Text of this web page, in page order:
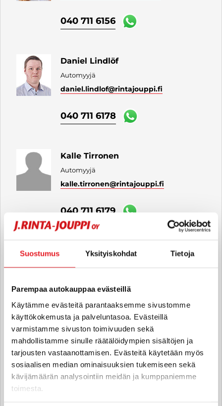
Suostumus Yksityiskohdat Tietoja
Parempaa autokauppaa evästeillä
Käytämme evästeitä parantaaksemme sivustomme
käyttökokemusta ja palveluntasoa. Evästeillä
varmistamme sivuston toimivuuden sekä
mahdollistamme sinulle räätälöidympien sisältöjen ja
tarjousten vastaanottamisen. Evästeitä käytetään myös
sosiaalisen median ominaisuuksien tukemiseen sekä
kävijämäärän analysointiin meidän ja kumppaniemme
toimesta.
040 711 6156
Daniel Lindlöf
Automyyjä
daniel.lindlof@rintajouppi.fi
040 711 6178
Kalle Tirronen
Automyyjä
kalle.tirronen@rintajouppi.fi
040 711 6179
Leevi Paananen
040 711 6176
Milad Amiri
milad.amiri@rintajouppi.fi